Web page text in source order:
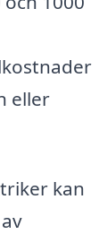
eller
kan